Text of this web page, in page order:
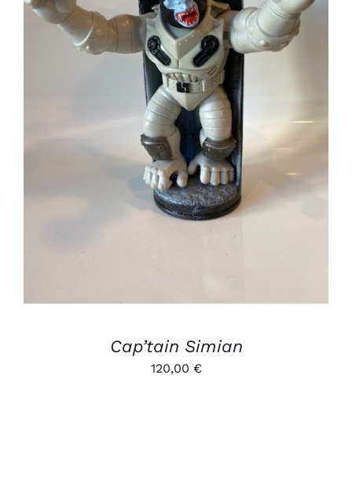
AJOUTER AU PANIER
Cap’tain Simian
120,00 €